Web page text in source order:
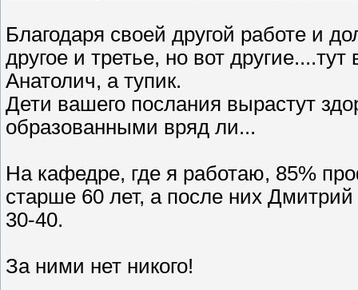
Благодаря своей другой работе и
другое и третье, но вот
Анатолич, а тупик.
Дети вашего послания вырастут
образованными вряд ли...
На кафедре, где я работаю, 85%
старше 60 лет, а после них
30-40.
За ними нет никого!